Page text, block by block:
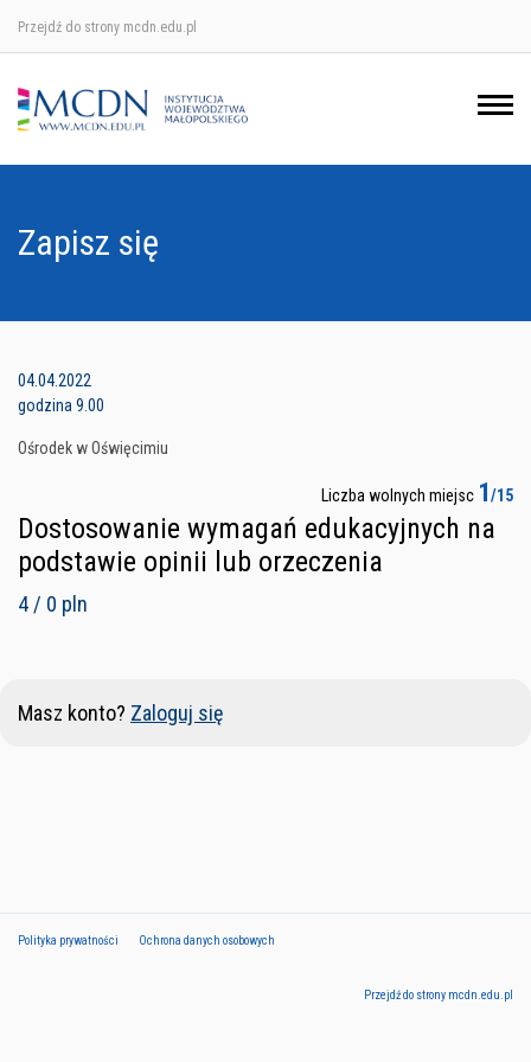
Przejdź do strony mcdn.edu.pl
Zapisz się
04.04.2022
godzina 9.00
Ośrodek w Oświęcimiu
Liczba wolnych miejsc 1/15
Dostosowanie wymagań edukacyjnych na
podstawie opinii lub orzeczenia
4 / 0 pln
Masz konto? Zaloguj się
Polityka prywatności Ochrona danych osobowych
Przejdź do strony mcdn.edu.pl
Ośrodek w Krakowie
Ośrodek w Nowym Sączu
Ośrodek w Tarnowie